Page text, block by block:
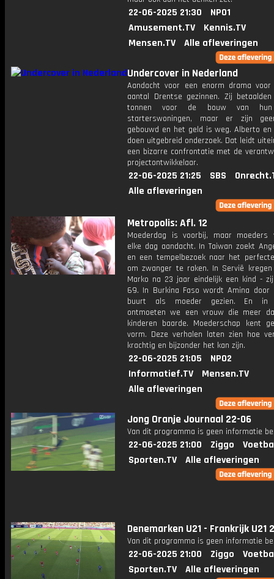
22-06-2025 21:30
NPO1
Amusement.TV
Kennis.TV
Mensen.TV
Alle afleveringen
Undercover in Nederland
Aandacht voor een enorm drama
aantal Drentse gezinnen. Zij
tonnen voor de bouw van hun
starterswoningen, maar er zijn
gebouwd en het geld is weg. Alberto
doen uitgebreid onderzoek. Dat leidt
een bizarre confrontatie met de
projectontwikkelaar.
22-06-2025 21:25 SBS
Alle afleveringen
Metropolis: Afl. 12
Moederdag is voorbij, maar moeders
elke dag aandacht. In Taiwan zoekt
en een tempelbezoek naar het
om zwanger te raken. In Servië
Marko na 23 jaar eindelijk een kind -
69. In Burkina Faso wordt Amina door
buurt als moeder gezien. En in
ontmoeten we een vrouw die meer
kinderen baarde. Moederschap kent
vorm. Deze verhalen laten zien hoe
krachtig en bijzonder het kan zijn.
22-06-2025 21:05
NPO2
Informatief.TV
Mensen.TV
Alle afleveringen
Jong Oranje Journaal 22-06
Van dit programma is geen informatie
22-06-2025 21:00 Ziggo
Sporten.TV
Alle afleveringen
Denemarken U21 - Frankrijk U21
Van dit programma is geen informatie
22-06-2025 21:00 Ziggo
Sporten.TV
Alle afleveringen